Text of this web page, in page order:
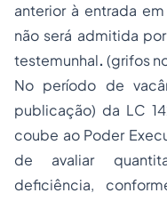
anterior à entrada
não será admitida
testemunhal. (grifos
No período de
publicação) da LC
coube ao Poder
de avaliar
deficiência,